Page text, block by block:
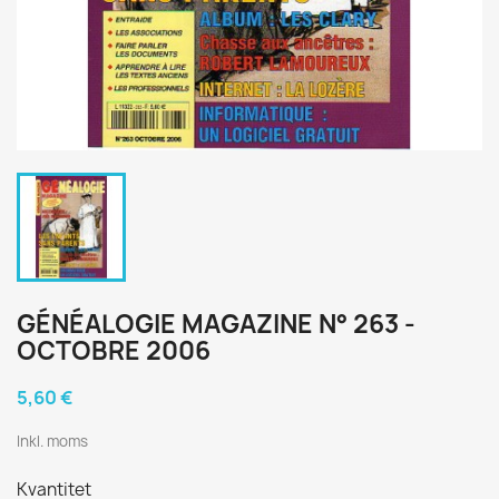
GÉNÉALOGIE MAGAZINE N° 263 -
OCTOBRE 2006
5,60 €
Inkl. moms
Kvantitet